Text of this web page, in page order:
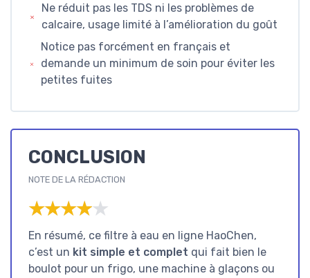
Ne réduit pas les TDS ni les problèmes de
calcaire, usage limité à l’amélioration du goût
Notice pas forcément en français et
demande un minimum de soin pour éviter les
petites fuites
CONCLUSION
NOTE DE LA RÉDACTION
★★★★★
★★★★★
En résumé, ce filtre à eau en ligne HaoChen,
c’est un kit simple et complet qui fait bien le
boulot pour un frigo, une machine à glaçons ou